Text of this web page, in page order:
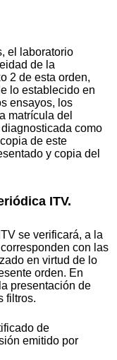
el laboratorio
de la
2 de esta orden,
lo establecido en
ensayos, los
matrícula del
como
de este
y copia del
ITV.
se verificará, a la
con las
en virtud de lo
orden. En
presentación de
filtros.
de
emitido por